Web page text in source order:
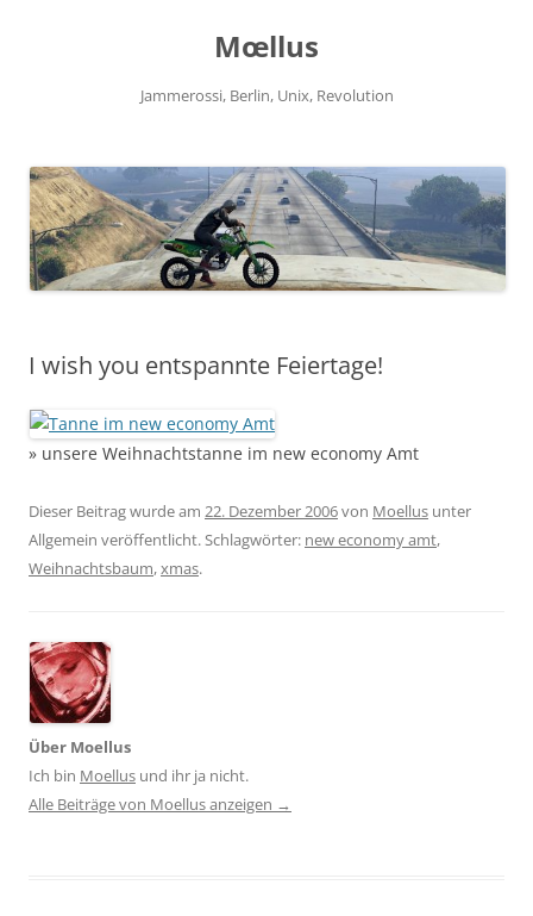
Mœllus
Jammerossi, Berlin, Unix, Revolution
I wish you entspannte Feiertage!
» unsere Weihnachtstanne im new economy Amt
Dieser Beitrag wurde am 22. Dezember 2006von Moellus unter
Allgemein veröffentlicht. Schlagwörter: new economy amt,
Weihnachtsbaum,xmas.
Über Moellus
Ich bin Moellus und ihr ja nicht.
Alle Beiträge von Moellus anzeigen →